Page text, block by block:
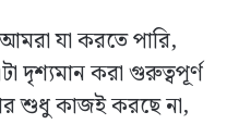
যা করতে পারি,
দৃশ্যমান করা গুরুত্বপূর্ণ
শুধু কাজই করছে না,